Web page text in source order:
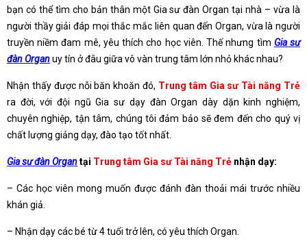
bạn có thể tìm cho bản thân một Gia sư đàn Organ tại nhà – vừa là
người thầy giải đáp mọi thắc mắc liên quan đến Organ, vừa là người
truyền niềm đam mê, yêu thích cho học viên. Thế nhưng tìm Gia sư
đàn Organuy tín ở đâu giữa vô vàn trung tâm lớn nhỏ khác nhau?
Nhận thấy được nỗi băn khoăn đó, Trung tâm Gia sư Tài năng Trẻ
ra đời, với đội ngũ Gia sư dạy đàn Organ dày dặn kinh nghiệm,
chuyên nghiệp, tận tâm, chúng tôi đảm bảo sẽ đem đến cho quý vị
chất lượng giảng dạy, đào tạo tốt nhất.
Gia sư đàn Organtại Trung tâm Gia sư Tài năng Trẻ nhận dạy:
– Các học viên mong muốn được đánh đàn thoải mái trước nhiều
khán giả.
– Nhận dạy các bé từ 4 tuổi trở lên, có yêu thích Organ.